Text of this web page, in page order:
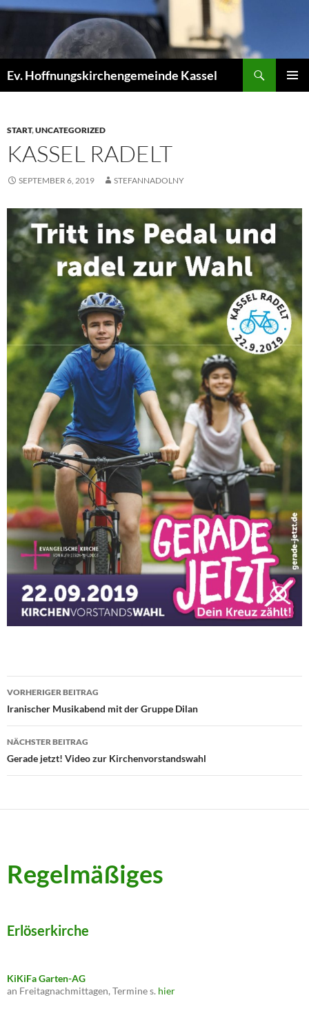
Zum
Ev. Hoffnungskirchengemeinde Kassel
START,UNCATEGORIZED
KASSEL RADELT
SEPTEMBER 6, 2019 STEFANNADOLNY
Beitragsnavigation
VORHERIGER BEITRAG
Iranischer Musikabend mit der Gruppe Dilan
NÄCHSTER BEITRAG
Gerade jetzt! Video zur Kirchenvorstandswahl
Regelmäßiges
Erlöserkirche
KiKiFa Garten-AG
an Freitagnachmittagen, Termine s. hier